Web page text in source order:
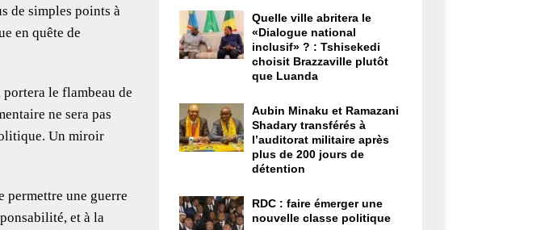
de simples points à
en quête de
le flambeau de
ne sera pas
Un miroir
permettre une guerre
et à la
Quelle ville abritera le
«Dialogue national
inclusif» ? : Tshisekedi
choisit Brazzaville plutôt
que Luanda
Aubin Minaku et Ramazani
Shadary transférés à
l’auditorat militaire après
plus de 200 jours de
détention
RDC : faire émerger une
nouvelle classe politique